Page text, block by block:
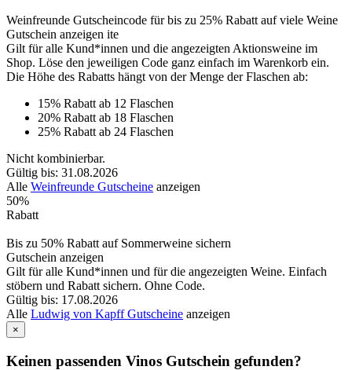
Weinfreunde Gutscheincode für bis zu 25% Rabatt auf viele Weine
Gutschein anzeigen ite
Gilt für alle Kund*innen und die angezeigten Aktionsweine im
Shop. Löse den jeweiligen Code ganz einfach im Warenkorb ein.
Die Höhe des Rabatts hängt von der Menge der Flaschen ab:
15% Rabatt ab 12 Flaschen
20% Rabatt ab 18 Flaschen
25% Rabatt ab 24 Flaschen
Nicht kombinierbar.
Gültig bis: 31.08.2026
Alle Weinfreunde Gutscheine anzeigen
50%
Rabatt
Bis zu 50% Rabatt auf Sommerweine sichern
Gutschein anzeigen
Gilt für alle Kund*innen und für die angezeigten Weine. Einfach
stöbern und Rabatt sichern. Ohne Code.
Gültig bis: 17.08.2026
Alle Ludwig von Kapff Gutscheine anzeigen
×
Keinen passenden Vinos Gutschein gefunden?